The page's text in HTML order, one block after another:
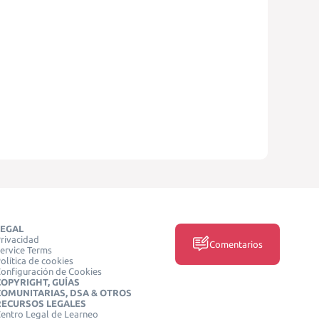
Terms
de cookies
de Cookies
GUÍAS
DSA & OTROS
LEGALES
Legal de Learneo
Comentarios